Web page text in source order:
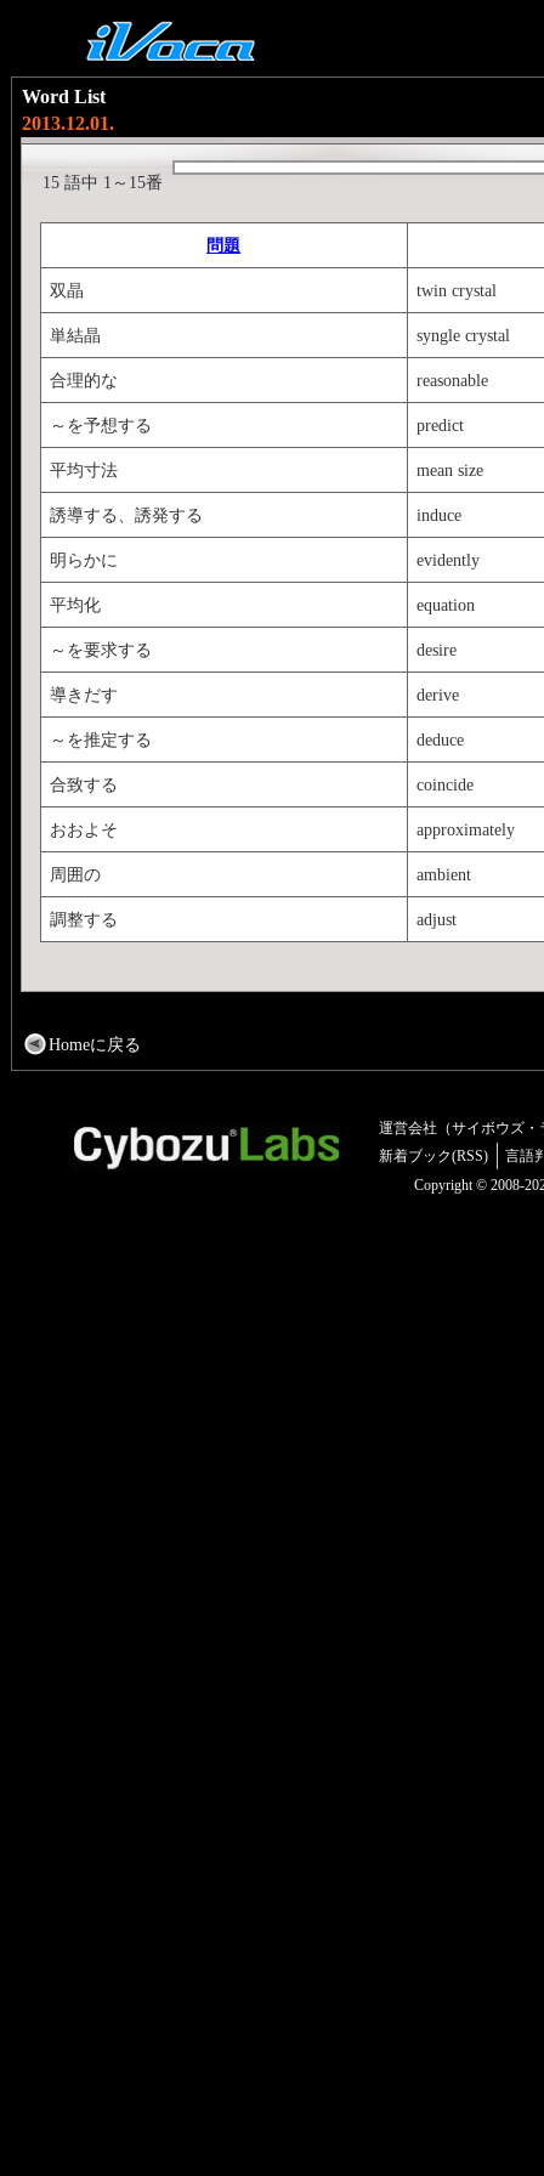
Word List
2013.12.01.
15 語中 1～15番
問題
双晶 twin crystal
単結晶 syngle crystal
合理的な reasonable
～を予想する predict
平均寸法 mean size
誘導する、誘発する induce
明らかに evidently
平均化 equation
～を要求する desire
導きだす derive
～を推定する deduce
合致する coincide
おおよそ approximately
周囲の ambient
調整する adjust
Homeに戻る
運営会社（サイボウズ・
新着ブック(RSS)
言語
Copyright © 2008-